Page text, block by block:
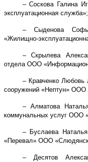
– Соскова Галина
эксплуатационная служба»;
– Сыденова
«Жилищно-
– Скрылева
отдела ООО
– Кравченко Любовь
сооружений «Нептун» ООО
– Алматова
коммунальных услуг ООО
– Буслаева
«Перевал» ООО
– Десятов